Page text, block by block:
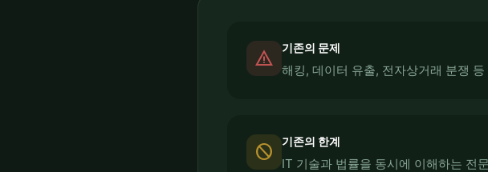
report_problem 기존의 문제
해킹, 데이터 유출, 전자상거래 분쟁
block 기존의 한계
IT 기술과 법률을 동시에 이해하는 전